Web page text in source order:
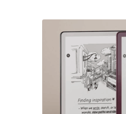
Tag:
Amazon
Kindle